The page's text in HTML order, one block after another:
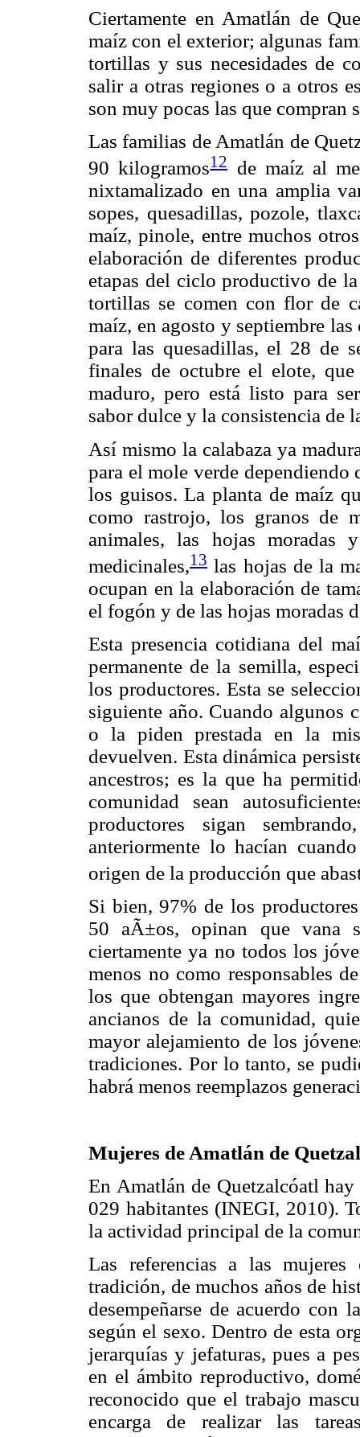
Ciertamente en Amatlán de
maíz con el exterior; algunas
tortillas y sus necesidades de
salir a otras regiones o a otros
son muy pocas las que compran
Las familias de Amatlán de
90 kilogramos12de maíz al
nixtamalizado en una amplia
sopes, quesadillas, pozole,
maíz, pinole, entre muchos
elaboración de diferentes
etapas del ciclo productivo de
tortillas se comen con flor de
maíz, en agosto y septiembre
para las quesadillas, el 28 de
finales de octubre el elote,
maduro, pero está listo para
sabor dulce y la consistencia de
Así mismo la calabaza ya
para el mole verde
los guisos. La planta de maíz
como rastrojo, los granos de
animales, las hojas
medicinales,13 las hojas de la
ocupan en la elaboración de
el fogón y de las hojas moradas
Esta presencia cotidiana del
permanente de la semilla,
los productores. Esta se
siguiente año. Cuando algunos
o la piden prestada en la
devuelven. Esta dinámica
ancestros; es la que ha
comunidad sean
productores sigan
anteriormente lo hacían
origen de la producción que
Si bien, 97% de los
50 aÃ±os, opinan que vana
ciertamente ya no todos los
menos no como responsables
los que obtengan mayores
ancianos de la comunidad,
mayor alejamiento de los
tradiciones. Por lo tanto, se
habrá menos reemplazos
Mujeres de Amatlán de
En Amatlán de Quetzalcóatl
029 habitantes (INEGI, 2010).
la actividad principal de la
Las referencias a las
tradición, de muchos años de
desempeñarse de acuerdo con
según el sexo. Dentro de esta
jerarquías y jefaturas, pues a
en el ámbito reproductivo,
reconocido que el trabajo
encarga de realizar las